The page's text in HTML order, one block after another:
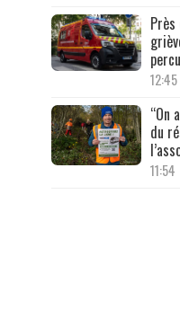
12:45
“On
du
11:54